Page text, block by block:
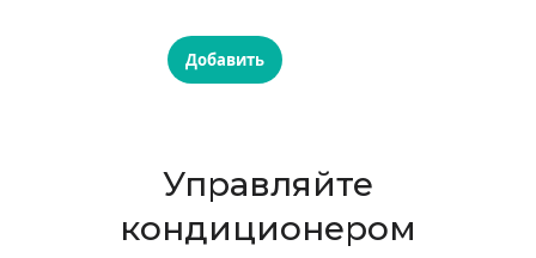
Добавить
Управляйте
кондиционером